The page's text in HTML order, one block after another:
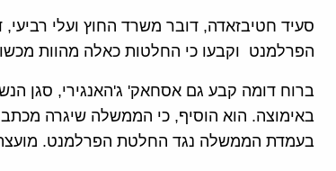
סעיד חטיבזאדה, דובר משרד החוץ ועלי
הפרלמנט וקבעו כי החלטות כאלה מהוות
ברוח דומה קבע גם אסחאק' ג'האנגירי, סגן
באימוצה. הוא הוסיף, כי הממשלה שיגרה
בעמדת הממשלה נגד החלטת הפרלמנט.